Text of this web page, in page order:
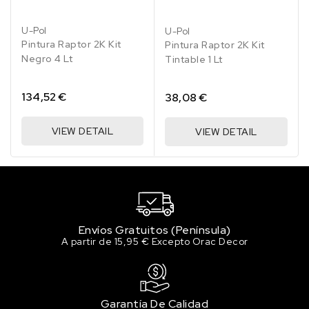
RAL 1013 Blanco perla
158.47 €
194 en stock
RAL 1014 Marfil
158.47 €
158.47 €
RAL 1016 Amarillo azufre
194 en stock
U-Pol
Pintura Raptor 2K Kit
Negro 4 Lt
134,52 €
VIEW DETAIL
U-Pol
Pintura Raptor 2K Kit
Tintable 1 Lt
38,08 €
VIEW DETAIL
Envíos Gratuitos (Península)
A partir de 15,95 € Excepto Orac Decor
Garantía De Calidad